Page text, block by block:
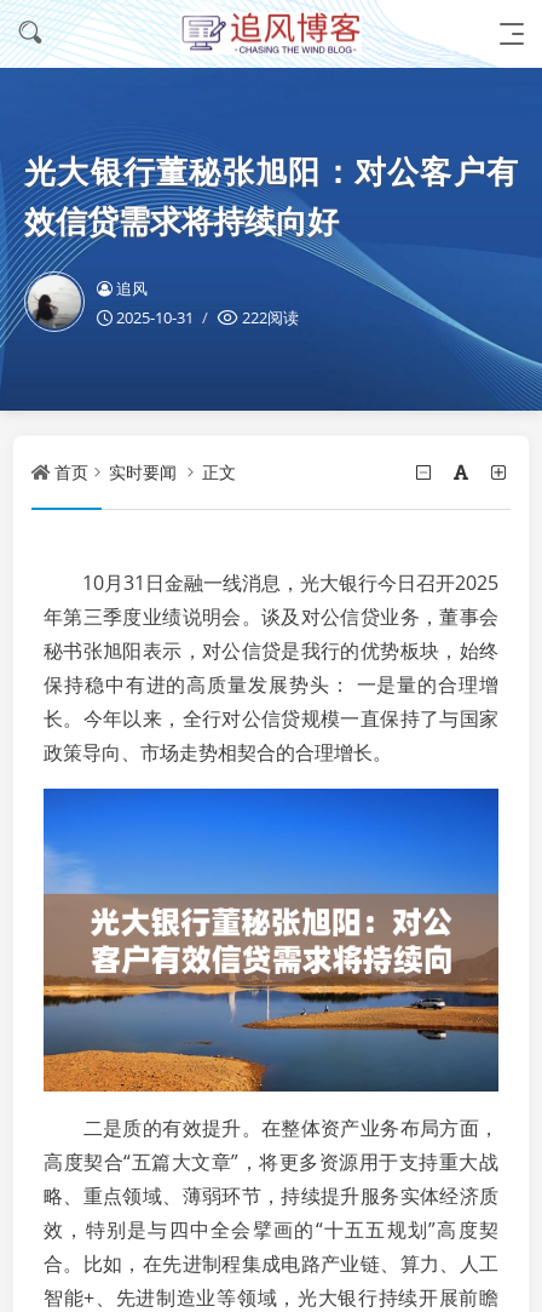
光大银行董秘张旭阳：对公客户有
效信贷需求将持续向好
追风
2025-10-31
222阅读
首页 实时要闻 正文
10月31日金融一线消息，光大银行今日召开2025
年第三季度业绩说明会。谈及对公信贷业务，董事会
秘书张旭阳表示，对公信贷是我行的优势板块，始终
保持稳中有进的高质量发展势头： 一是量的合理增
长。今年以来，全行对公信贷规模一直保持了与国家
政策导向、市场走势相契合的合理增长。
二是质的有效提升。在整体资产业务布局方面，
高度契合“五篇大文章”，将更多资源用于支持重大战
略、重点领域、薄弱环节，持续提升服务实体经济质
效，特别是与四中全会擘画的“十五五规划”高度契
合。比如，在先进制程集成电路产业链、算力、人工
智能+、先进制造业等领域，光大银行持续开展前瞻